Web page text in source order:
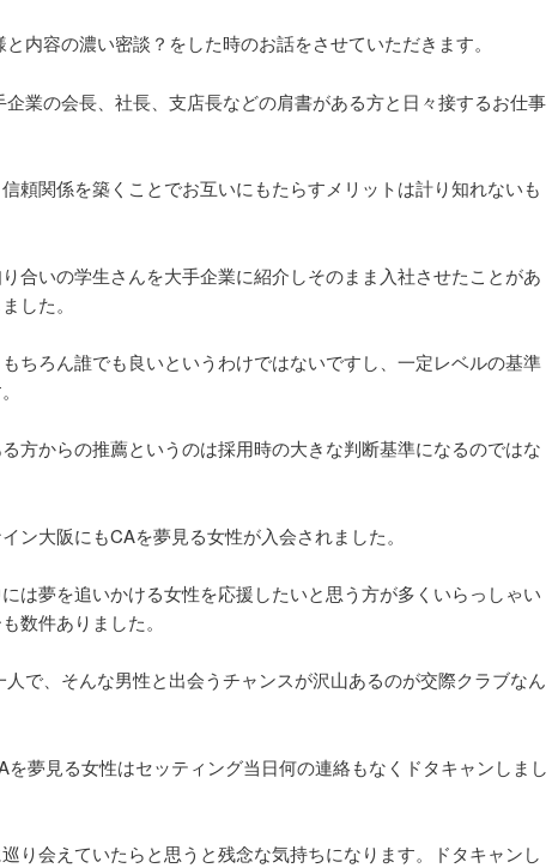
内容の濃い密談？をした時のお話をさせていただきます。
企業の会長、社長、支店長などの肩書がある方と日々接するお仕事
頼関係を築くことでお互いにもたらすメリットは計り知れないも
合いの学生さんを大手企業に紹介しそのまま入社させたことがあ
した。
ちろん誰でも良いというわけではないですし、一定レベルの基準
方からの推薦というのは採用時の大きな判断基準になるのではな
ン大阪にもCAを夢見る女性が入会されました。
は夢を追いかける女性を応援したいと思う方が多くいらっしゃい
数件ありました。
人で、そんな男性と出会うチャンスが沢山あるのが交際クラブなん
を夢見る女性はセッティング当日何の連絡もなくドタキャンしまし
り会えていたらと思うと残念な気持ちになります。ドタキャンし